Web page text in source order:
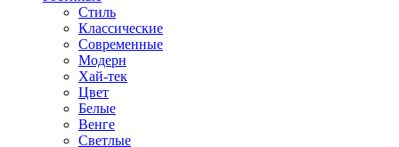
Стиль
Классические
Современные
Модерн
Хай-тек
Цвет
Белые
Венге
Светлые